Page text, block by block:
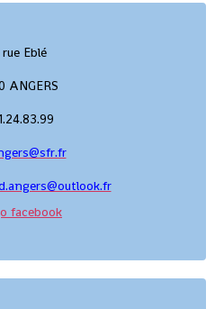
rue Eblé
ANGERS